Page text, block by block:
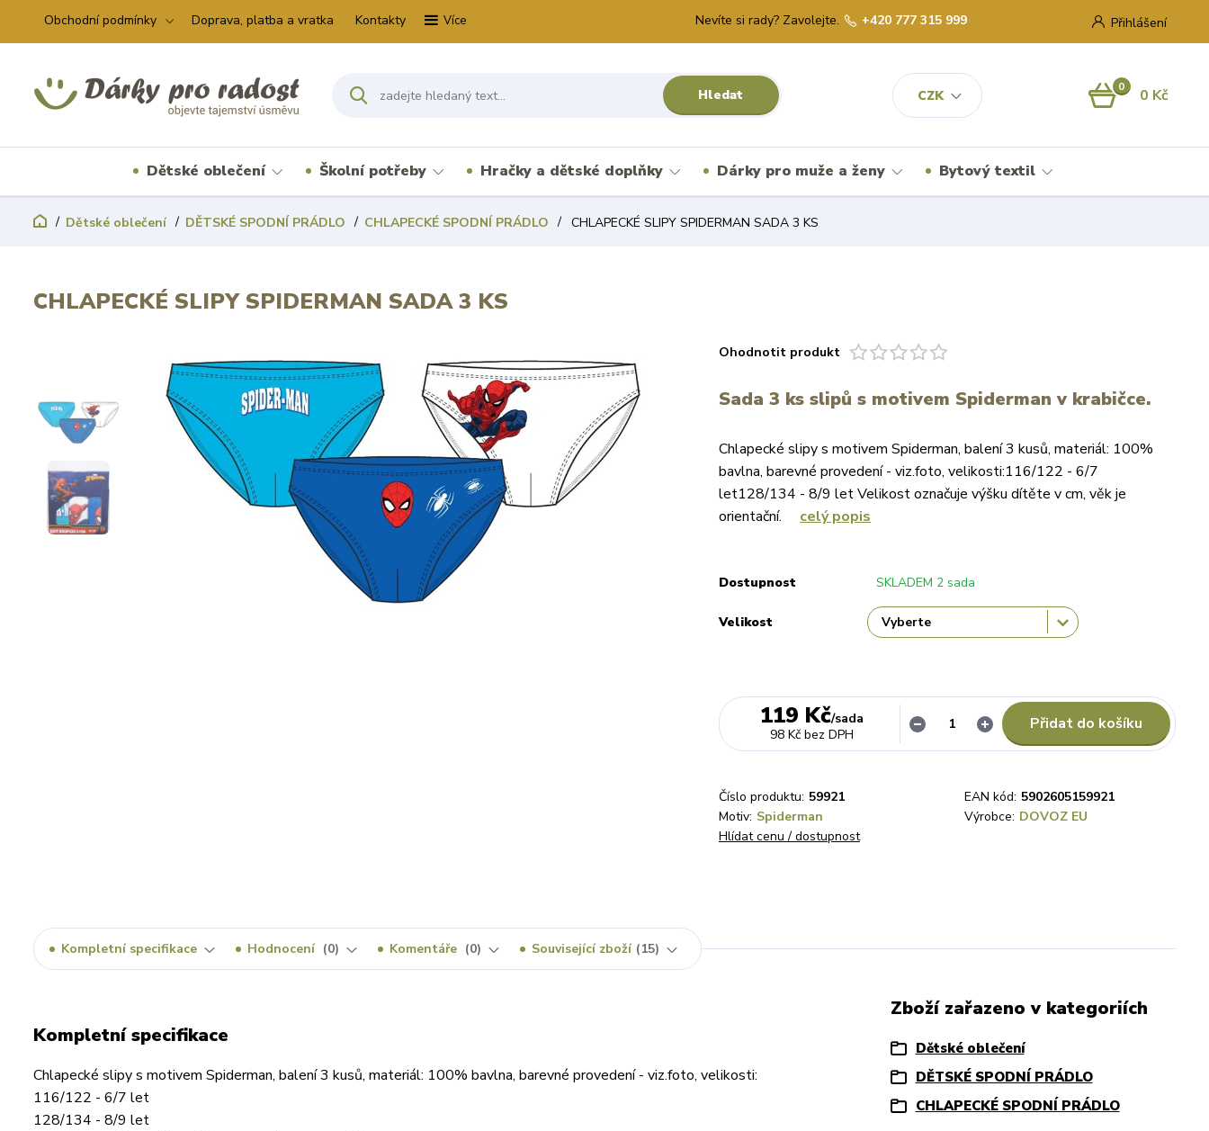
Obchodní podmínky Doprava, platba a vratka Kontakty Více
CZK
Přihlášení
Hledat
Nevíte si rady? Zavolejte. +420 777 315 999
0 0 Kč
Dětské oblečení Školní potřeby Hračky a dětské doplňky Dárky pro muže a ženy Bytový textil
Dětské oblečení DĚTSKÉ SPODNÍ PRÁDLO CHLAPECKÉ SPODNÍ PRÁDLO CHLAPECKÉ SLIPY SPIDERMAN SADA 3 KS
CHLAPECKÉ SLIPY SPIDERMAN SADA 3 KS
Ohodnotit produkt
Sada 3 ks slipů s motivem Spiderman v krabičce.
Chlapecké slipy s motivem Spiderman, balení 3 kusů, materiál: 100%
bavlna, barevné provedení - viz.foto, velikosti:116/122 - 6/7
let128/134 - 8/9 let Velikost označuje výšku dítěte v cm, věk je
orientační. celý popis
Dostupnost SKLADEM 2 sada
Velikost
119 Kč/sada
98 Kč bez DPH
Přidat do košíku
Číslo produktu: 59921 EAN kód: 5902605159921
Motiv: Spiderman Výrobce: DOVOZ EU
Hlídat cenu / dostupnost
Kompletní specifikace Hodnocení 0 Komentáře 0 Související zboží 15
Kompletní specifikace
Chlapecké slipy s motivem Spiderman, balení 3 kusů, materiál: 100% bavlna, barevné provedení - viz.foto, velikosti:
116/122 - 6/7 let
128/134 - 8/9 let
Zboží zařazeno v kategoriích
Dětské oblečení
DĚTSKÉ SPODNÍ PRÁDLO
CHLAPECKÉ SPODNÍ PRÁDLO